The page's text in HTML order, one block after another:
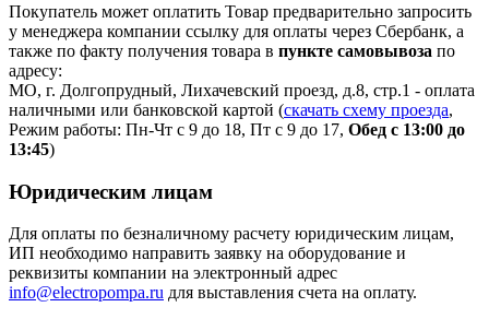
Покупатель может оплатить Товар предварительно запросить
у менеджера компании ссылку для оплаты через Сбербанк, а
также по факту получения товара в пункте самовывоза по
адресу:
МО, г. Долгопрудный, Лихачевский проезд, д.8, стр.1 - оплата
наличными или банковской картой (скачать схему проезда,
Режим работы: Пн-Чт с 9 до 18, Пт с 9 до 17, Обед с 13:00 до
13:45)
Юридическим лицам
Для оплаты по безналичному расчету юридическим лицам,
ИП необходимо направить заявку на оборудование и
реквизиты компании на электронный адрес
info@electropompa.ru для выставления счета на оплату.